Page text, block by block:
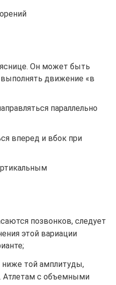
Он может быть
движение «в
параллельно
вперед и вбок при
позвонков, следует
этой вариации
ниже той амплитуды,
Атлетам с объемными